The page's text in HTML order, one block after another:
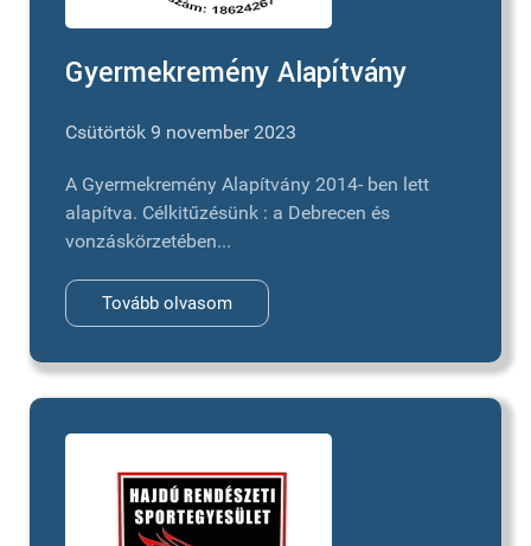
Gyermekremény Alapítvány
Csütörtök 9 november 2023
A Gyermekremény Alapítvány 2014- ben lett
alapítva. Célkitűzésünk : a Debrecen és
vonzáskörzetében...
Tovább olvasom